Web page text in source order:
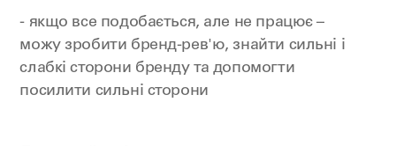
- якщо все подобається, але не працює –
можу зробити бренд-рев'ю, знайти сильні і
слабкі сторони бренду та допомогти
посилити сильні сторони